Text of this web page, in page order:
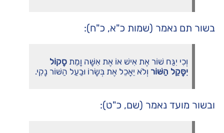
בשור תם נאמר (שמות כ"א, כ"ח):
וְכִי יִגַּח שׁוֹר אֶת אִישׁ אוֹ אֶת אִשָּׁה וָמֵת סָקוֹל
יִסָּקֵל הַשּׁוֹר וְלֹא יֵאָכֵל אֶת בְּשָׂרוֹ וּבַעַל הַשּׁוֹר נָקִי.
ובשור מועד נאמר (שם, כ"ט):